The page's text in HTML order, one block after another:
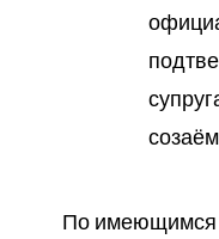
По имеющимся